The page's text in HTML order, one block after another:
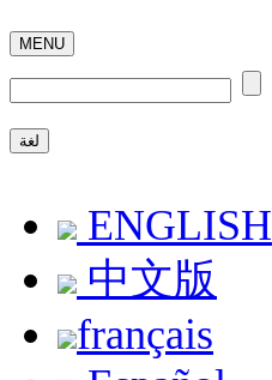
MENU
لغة
ENGLISH
中文版
français